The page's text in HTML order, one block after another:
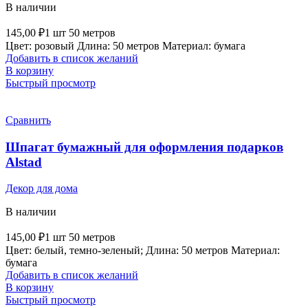
В наличии
145,00 ₽1 шт 50 метров
Цвет: розовый Длина: 50 метров Материал: бумага
Добавить в список желаний
В корзину
Быстрый просмотр
Сравнить
Шпагат бумажный для оформления подарков
Alstad
Декор для дома
В наличии
145,00 ₽1 шт 50 метров
Цвет: белый, темно-зеленый; Длина: 50 метров Материал:
бумага
Добавить в список желаний
В корзину
Быстрый просмотр